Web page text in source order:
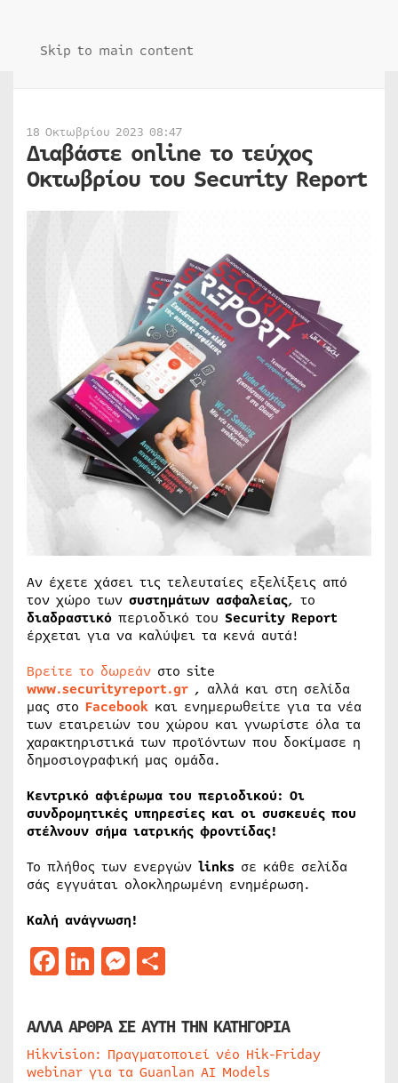
Skip to main content
18 Οκτωβρίου 2023 08:47
Διαβάστε online το τεύχος
Οκτωβρίου του Security Report
Αν έχετε χάσει τις τελευταίες εξελίξεις από
τον χώρο των συστημάτων ασφαλείας, το
διαδραστικό περιοδικό του Security Report
έρχεται για να καλύψει τα κενά αυτά!
Βρείτε το δωρεάν στο site
www.securityreport.gr , αλλά και στη σελίδα
μας στο Facebook και ενημερωθείτε για τα νέα
των εταιρειών του χώρου και γνωρίστε όλα τα
χαρακτηριστικά των προϊόντων που δοκίμασε η
δημοσιογραφική μας ομάδα.
Κεντρικό αφιέρωμα του περιοδικού: Οι
συνδρομητικές υπηρεσίες και οι συσκευές που
στέλνουν σήμα ιατρικής φροντίδας!
Το πλήθος των ενεργών links σε κάθε σελίδα
σάς εγγυάται ολοκληρωμένη ενημέρωση.
Καλή ανάγνωση!
Facebook
LinkedIn
Messenger
ΑΛΛΑ ΑΡΘΡΑ ΣΕ ΑΥΤΗ ΤΗΝ ΚΑΤΗΓΟΡΙΑ
Hikvision: Πραγματοποιεί νέο Hik-Friday
webinar για τα Guanlan AI Models